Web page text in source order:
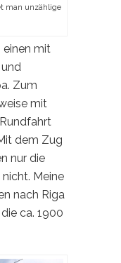
man unzählige
einen mit
Zum
mit
dem Zug
nur die
Meine
nach Riga
ca. 1900